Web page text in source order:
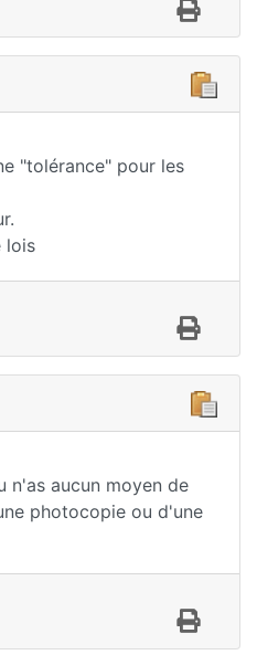
"tolérance" pour les
lois
n'as aucun moyen de
photocopie ou d'une